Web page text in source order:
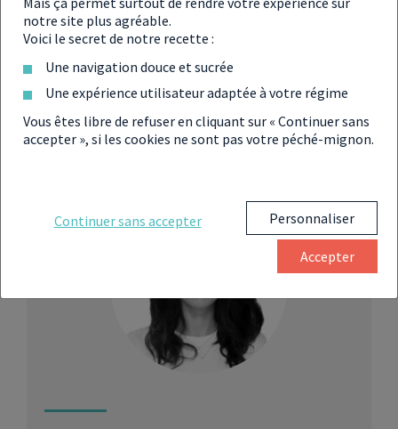
notre site plus agréable.
Voici le secret de notre recette :
Une navigation douce et sucrée
Une expérience utilisateur adaptée à votre régime
Vous êtes libre de refuser en cliquant sur « Continuer sans
accepter », si les cookies ne sont pas votre péché-mignon.
Continuer sans accepter Personnaliser
Accepter